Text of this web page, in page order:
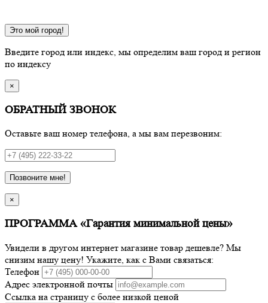
Это мой город!
Введите город или индекс, мы определим ваш город и регион
по индексу
×
ОБРАТНЫЙ ЗВОНОК
Оставьте ваш номер телефона, а мы вам перезвоним:
Позвоните мне!
×
ПРОГРАММА «Гарантия минимальной цены»
Увидели в другом интернет магазине товар дешевле? Мы
снизим нашу цену! Укажите, как с Вами связаться:
Телефон
Адрес электронной почты
Ссылка на страницу с более низкой ценой